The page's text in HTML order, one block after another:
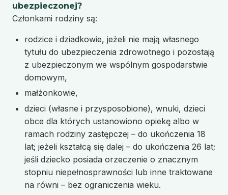
ubezpieczonej?
Członkami rodziny są:
rodzice i dziadkowie, jeżeli nie mają własnego
tytułu do ubezpieczenia zdrowotnego i pozostają
z ubezpieczonym we wspólnym gospodarstwie
domowym,
małżonkowie,
dzieci (własne i przysposobione), wnuki, dzieci
obce dla których ustanowiono opiekę albo w
ramach rodziny zastępczej – do ukończenia 18
lat; jeżeli kształcą się dalej – do ukończenia 26 lat;
jeśli dziecko posiada orzeczenie o znacznym
stopniu niepełnosprawności lub inne traktowane
na równi – bez ograniczenia wieku.